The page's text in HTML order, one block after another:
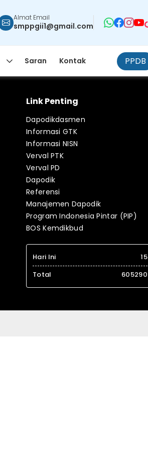
Almat Email
smppgii1@gmail.com
Saran Kontak PPDB
Link Penting
Dapodikdasmen
Informasi GTK
Informasi NISN
Verval PTK
Verval PD
Dapodik
Referensi
Manajemen Dapodik
Program Indonesia Pintar (PIP)
BOS Kemdikbud
Hari Ini
15
Total
605290